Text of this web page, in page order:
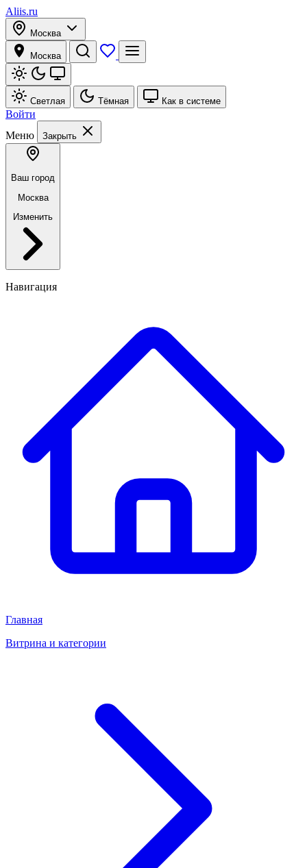
Aliis.ru
Москва
Москва
Светлая Тёмная Как в системе
Войти
Меню
Закрыть
Ваш город
Москва
Изменить
Навигация
Главная
Витрина и категории